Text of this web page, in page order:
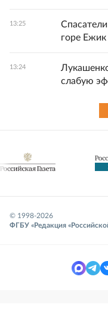
13:25
горе
13:24
слабую
© 1998-2026
ФГБУ «Редакция